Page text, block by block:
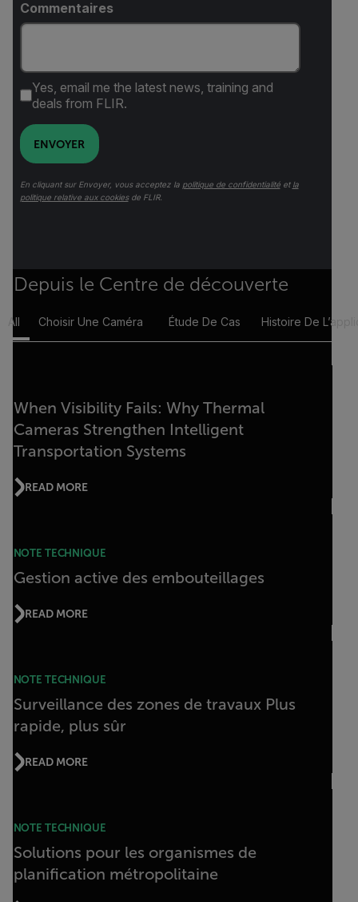
Commentaires
Yes, email me the latest news, training and
deals from FLIR.
ENVOYER
En cliquant sur Envoyer, vous acceptez la politique de confidentialitéet la
politique relative aux cookiesde FLIR.
Depuis le Centre de découverte
All Choisir Une Caméra Étude De Cas Histoire De
When Visibility Fails: Why Thermal
Cameras Strengthen Intelligent
Transportation Systems
READ MORE
NOTE TECHNIQUE
Gestion active des embouteillages
READ MORE
NOTE TECHNIQUE
Surveillance des zones de travaux Plus
rapide, plus sûr
READ MORE
NOTE TECHNIQUE
Solutions pour les organismes de
planification métropolitaine